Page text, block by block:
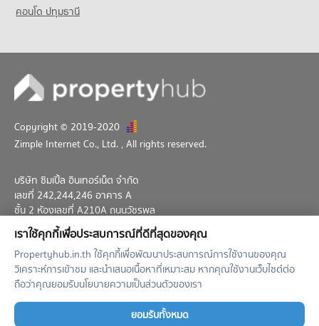
คอนโด อนุสรณ์สถานแห่งชาติ
มีคอนโดให้เช่า 135 ประกาศ
ขายคอนโด อนุสรณ์สถานแห่งชาติ
คอนโด ปทุมธานี
Copyright © 2019-2020
Zimple Internet Co., Ltd. , All rights reserved.
บริษัท ซิมเปิ้ล อินเทอร์เน็ต จำกัด
เลขที่ 242,244,246 อาคาร A
ชั้น 2 ห้องเลขที่ A210A ถนนวัชรพล
แขวงท่าแร้ง เขตบางเขน กทม. 10230
02-026-3049
support@propertyhub.in.th
Term of Service
Privacy Policy Contact
Verified by
เราใช้คุกกี้เพื่อประสบการณ์ที่ดีที่สุดของคุณ
Propertyhub.in.th ใช้คุกกี้เพื่อพัฒนาประสบการณ์การใช้งานของคุณ
วิเคราะห์การเข้าชม และนำเสนอเนื้อหาที่เหมาะสม หากคุณใช้งานเว็บไซต์ต่อ
ถือว่าคุณยอมรับนโยบายความเป็นส่วนตัวของเรา
ยอมรับทั้งหมด